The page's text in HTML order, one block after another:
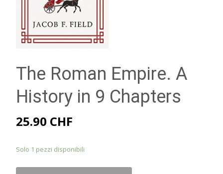
The Roman Empire. A
History in 9 Chapters
25.90 CHF
Solo 1 pezzi disponibili